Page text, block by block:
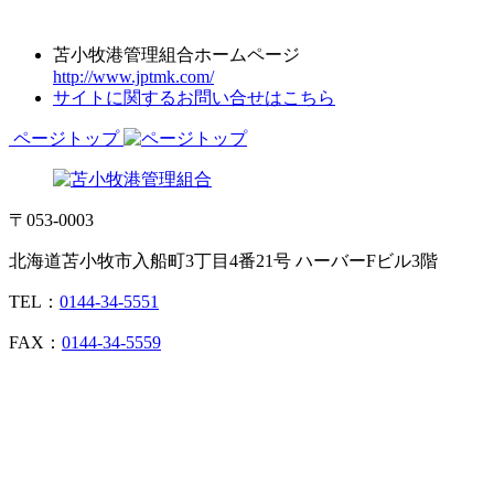
苫小牧港管理組合ホームページ
http://www.jptmk.com/
サイトに関するお問い合せはこちら
ページトップ
〒053-0003
北海道苫小牧市入船町3丁目4番21号 ハーバーFビル3階
TEL： 0144-34-5551
FAX： 0144-34-5559